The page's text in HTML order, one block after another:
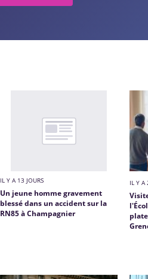
IL Y A 13 JOURS
Un jeune homme gravement
blessé dans un accident sur la
RN85 à Champagnier
IL Y A